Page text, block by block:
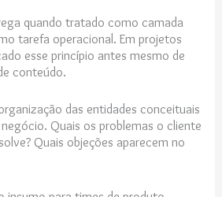
quando tratado como camada
tarefa operacional. Em projetos
esse princípio antes mesmo de
conteúdo.
das entidades conceituais
Quais os problemas o cliente
Quais objeções aparecem no